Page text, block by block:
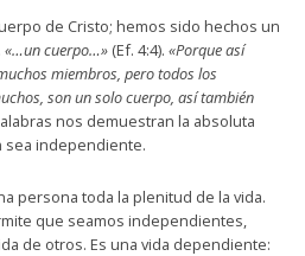
de Cristo; hemos sido hechos un
«…un cuerpo…» (Ef. 4:4). «Porque así
miembros, pero todos los
son un solo cuerpo, así también
nos demuestran la absoluta
sea independiente.
persona toda la plenitud de la vida.
que seamos independientes,
de otros. Es una vida dependiente: